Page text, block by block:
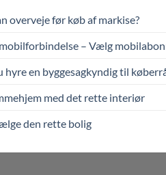
overveje før køb af markise?
– Vælg
hyre en byggesagkyndig til
med det rette interiør
den rette bolig